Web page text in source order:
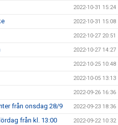
2022-10-31 15:24
2022-10-31 15:08
2022-10-27 20:51
2022-10-27 14:27
2022-10-25 10:48
2022-10-05 13:13
2022-09-26 16:36
från onsdag 28/9 2022-09-23 18:36
från kl. 13:00 2022-09-22 10:32